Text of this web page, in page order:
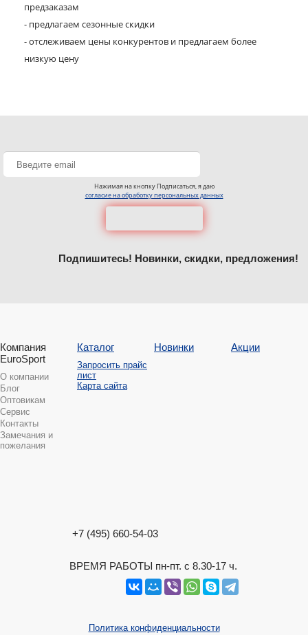
предзаказам
- предлагаем сезонные скидки
- отслеживаем цены конкурентов и предлагаем более
низкую цену
Нажимая на кнопку Подписаться, я даю
согласие на обработку персональных данных
Подпишитесь! Новинки, скидки, предложения!
Компания
EuroSport
О компании
Блог
Оптовикам
Сервис
Контакты
Замечания и
пожелания
Каталог
Запросить прайс
лист
Карта сайта
Новинки Акции
+7 (495) 660-54-03
ВРЕМЯ РАБОТЫ пн-пт. с 8.30-17 ч.
Политика конфиденциальности